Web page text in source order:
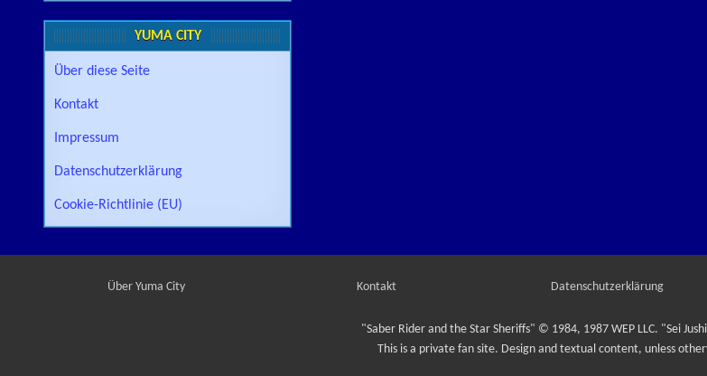
YUMA CITY
Über diese Seite
Kontakt
Impressum
Datenschutzerklärung
Cookie-Richtlinie (EU)
Über Yuma City Kontakt Datenschutzerklärung
"Saber Rider and the Star Sheriffs" © 1984, 1987 WEP LLC. "Sei
This is a private fan site. Design and textual content, unless